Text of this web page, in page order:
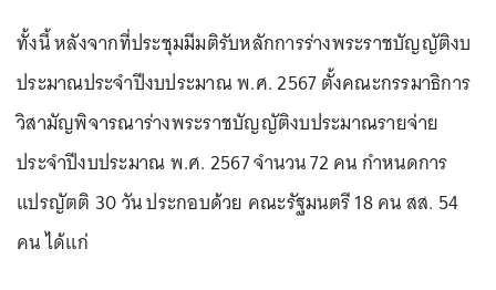
ทั้งนี้ หลังจากที่ประชุมมีมติรับหลักการร่างพระราชบัญญัติงบ
ประมาณประจำปีงบประมาณ พ.ศ. 2567 ตั้งคณะกรรมาธิการ
วิสามัญพิจารณาร่างพระราชบัญญัติงบประมาณรายจ่าย
ประจำปีงบประมาณ พ.ศ. 2567 จำนวน 72 คน กำหนดการ
แปรญัตติ 30 วัน ประกอบด้วย คณะรัฐมนตรี 18 คน สส. 54
คน ได้แก่